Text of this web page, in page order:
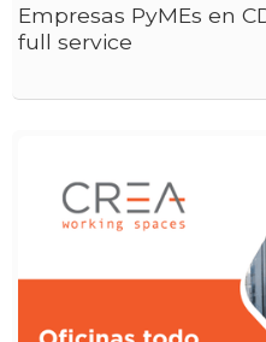
Empresas PyMEs en
full service